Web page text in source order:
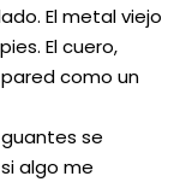
El metal viejo
El cuero,
como un
se
algo me